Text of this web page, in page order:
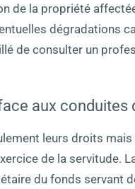
de la propriété
dégradations
de consulter un
aux conduites
leurs droits
de la servitude.
du fonds servant